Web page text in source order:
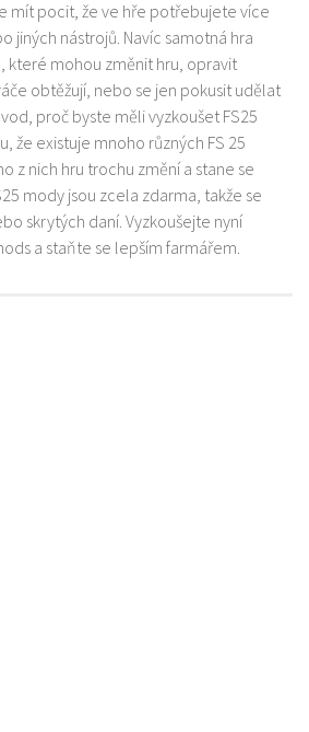
mít pocit, že ve hře potřebujete více
jiných nástrojů. Navíc samotná hra
které mohou změnit hru, opravit
obtěžují, nebo se jen pokusit udělat
proč byste měli vyzkoušet FS25
že existuje mnoho různých FS 25
z nich hru trochu změní a stane se
mody jsou zcela zdarma, takže se
skrytých daní. Vyzkoušejte nyní
a staňte se lepším farmářem.